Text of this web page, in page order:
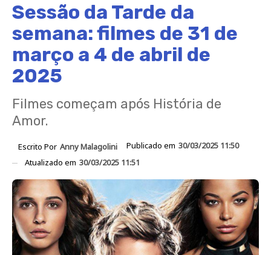
Sessão da Tarde da
semana: filmes de 31 de
março a 4 de abril de
2025
Filmes começam após História de
Amor.
Escrito Por Anny Malagolini Publicado em 30/03/2025 11:50
Atualizado em 30/03/2025 11:51